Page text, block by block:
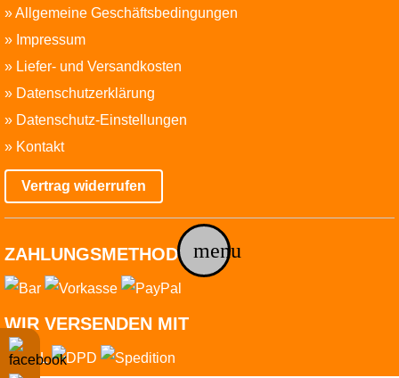
menu
»Allgemeine Geschäftsbedingungen
» Impressum
» Liefer- und Versandkosten
» Datenschutzerklärung
» Datenschutz-Einstellungen
» Kontakt
Vertrag widerrufen
ZAHLUNGSMETHODEN
WIR VERSENDEN MIT